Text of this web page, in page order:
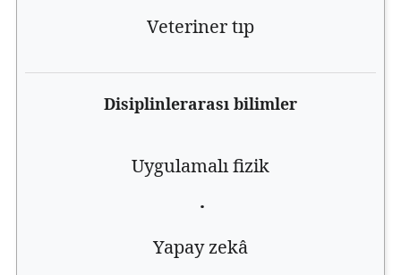
Veteriner tıp
Disiplinlerarası bilimler
Uygulamalı fizik
·
Yapay zekâ